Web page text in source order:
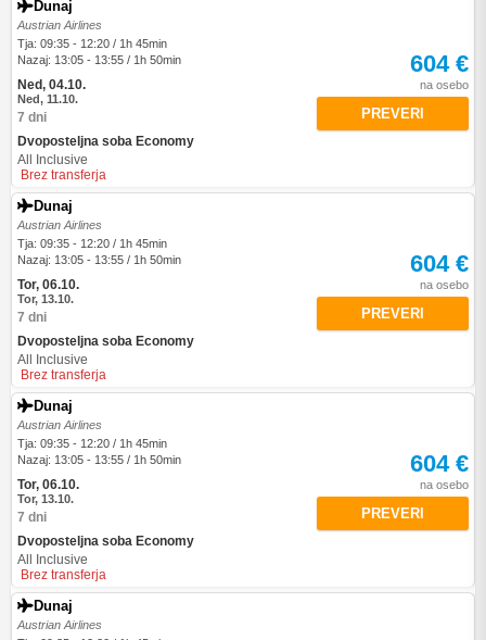
Dunaj
Austrian Airlines
Tja: 09:35 - 12:20 / 1h 45min
Nazaj: 13:05 - 13:55 / 1h 50min
Ned, 04.10.
Ned, 11.10.
7 dni
Dvoposteljna soba Economy
All Inclusive
Brez transferja
604 €
na osebo
PREVERI
Dunaj
Austrian Airlines
Tja: 09:35 - 12:20 / 1h 45min
Nazaj: 13:05 - 13:55 / 1h 50min
Tor, 06.10.
Tor, 13.10.
7 dni
Dvoposteljna soba Economy
All Inclusive
Brez transferja
604 €
na osebo
PREVERI
Dunaj
Austrian Airlines
Tja: 09:35 - 12:20 / 1h 45min
Nazaj: 13:05 - 13:55 / 1h 50min
Tor, 06.10.
Tor, 13.10.
7 dni
Dvoposteljna soba Economy
All Inclusive
Brez transferja
604 €
na osebo
PREVERI
Dunaj
Austrian Airlines